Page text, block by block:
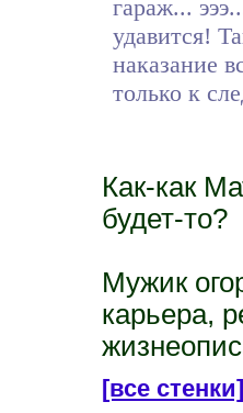
гараж...
удавится!
наказание
только к
Как-как
будет-то?
Мужик
карьера,
[все стенки]